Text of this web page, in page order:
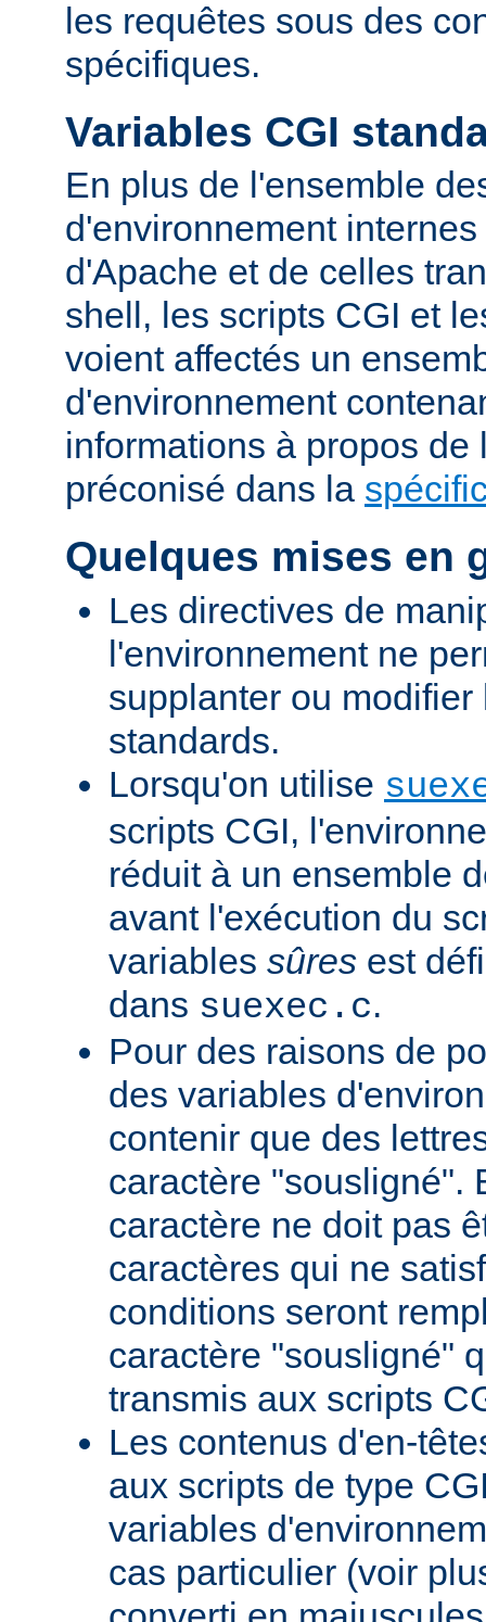
les requêtes sous des
spécifiques.
Variables CGI
En plus de l'ensemble
d'environnement
d'Apache et de celles
shell, les scripts CGI et
voient affectés un
d'environnement
informations à propos de
préconisé dans la
Quelques mises en
Les directives de
l'environnement ne
supplanter ou
standards.
Lorsqu'on utilise
scripts CGI,
réduit à un ensemble
avant l'exécution du
variables sûres est
dans suexec.c.
Pour des raisons de
des variables
contenir que des
caractère "sousligné".
caractère ne doit pas
caractères qui ne
conditions seront
caractère "sousligné"
transmis aux scripts
Les contenus d'en-
aux scripts de type
variables
cas particulier (voir